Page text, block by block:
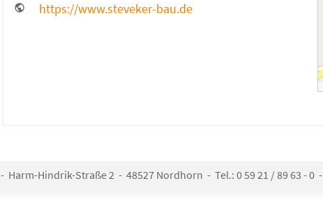
https://www.steveker-bau.de
- Harm-Hindrik-Straße 2 - 48527 Nordhorn - Tel.: 0 59 21 / 89 63 - 0 -